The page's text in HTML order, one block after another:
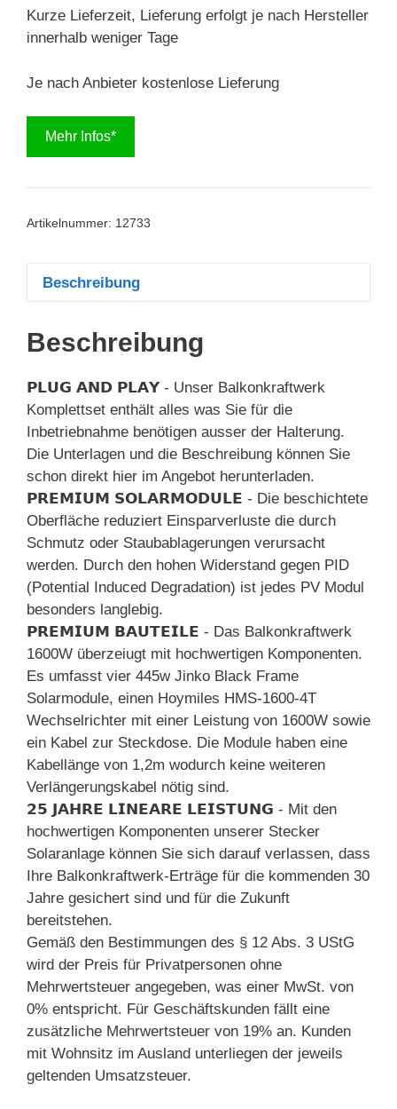
Kurze Lieferzeit, Lieferung erfolgt je nach Hersteller
innerhalb weniger Tage
Je nach Anbieter kostenlose Lieferung
Mehr Infos*
Artikelnummer: 12733
Beschreibung
Beschreibung
𝗣𝗟𝗨𝗚 𝗔𝗡𝗗 𝗣𝗟𝗔𝗬 - Unser Balkonkraftwerk
Komplettset enthält alles was Sie für die
Inbetriebnahme benötigen ausser der Halterung.
Die Unterlagen und die Beschreibung können Sie
schon direkt hier im Angebot herunterladen.
𝗣𝗥𝗘𝗠𝗜𝗨𝗠 𝗦𝗢𝗟𝗔𝗥𝗠𝗢𝗗𝗨𝗟𝗘 - Die beschichtete
Oberfläche reduziert Einsparverluste die durch
Schmutz oder Staubablagerungen verursacht
werden. Durch den hohen Widerstand gegen PID
(Potential Induced Degradation) ist jedes PV Modul
besonders langlebig.
𝗣𝗥𝗘𝗠𝗜𝗨𝗠 𝗕𝗔𝗨𝗧𝗘𝗜𝗟𝗘 - Das Balkonkraftwerk
1600W überzeiugt mit hochwertigen Komponenten.
Es umfasst vier 445w Jinko Black Frame
Solarmodule, einen Hoymiles HMS-1600-4T
Wechselrichter mit einer Leistung von 1600W sowie
ein Kabel zur Steckdose. Die Module haben eine
Kabellänge von 1,2m wodurch keine weiteren
Verlängerungskabel nötig sind.
𝟮𝟱 𝗝𝗔𝗛𝗥𝗘 𝗟𝗜𝗡𝗘𝗔𝗥𝗘 𝗟𝗘𝗜𝗦𝗧𝗨𝗡𝗚 - Mit den
hochwertigen Komponenten unserer Stecker
Solaranlage können Sie sich darauf verlassen, dass
Ihre Balkonkraftwerk-Erträge für die kommenden 30
Jahre gesichert sind und für die Zukunft
bereitstehen.
Gemäß den Bestimmungen des § 12 Abs. 3 UStG
wird der Preis für Privatpersonen ohne
Mehrwertsteuer angegeben, was einer MwSt. von
0% entspricht. Für Geschäftskunden fällt eine
zusätzliche Mehrwertsteuer von 19% an. Kunden
mit Wohnsitz im Ausland unterliegen der jeweils
geltenden Umsatzsteuer.